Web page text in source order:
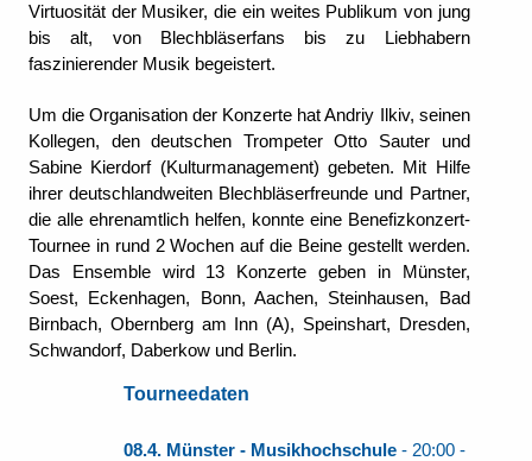
Virtuosität der Musiker, die ein weites Publikum von jung
bis alt, von Blechbläserfans bis zu Liebhabern
faszinierender Musik begeistert.
Um die Organisation der Konzerte hat Andriy Ilkiv, seinen
Kollegen, den deutschen Trompeter Otto Sauter und
Sabine Kierdorf (Kulturmanagement) gebeten. Mit Hilfe
ihrer deutschlandweiten Blechbläserfreunde und Partner,
die alle ehrenamtlich helfen, konnte eine Benefizkonzert-
Tournee in rund 2 Wochen auf die Beine gestellt werden.
Das Ensemble wird 13 Konzerte geben in Münster,
Soest, Eckenhagen, Bonn, Aachen, Steinhausen, Bad
Birnbach, Obernberg am Inn (A), Speinshart, Dresden,
Schwandorf, Daberkow und Berlin.
Tourneedaten
08.4. Münster - Musikhochschule - 20:00 -